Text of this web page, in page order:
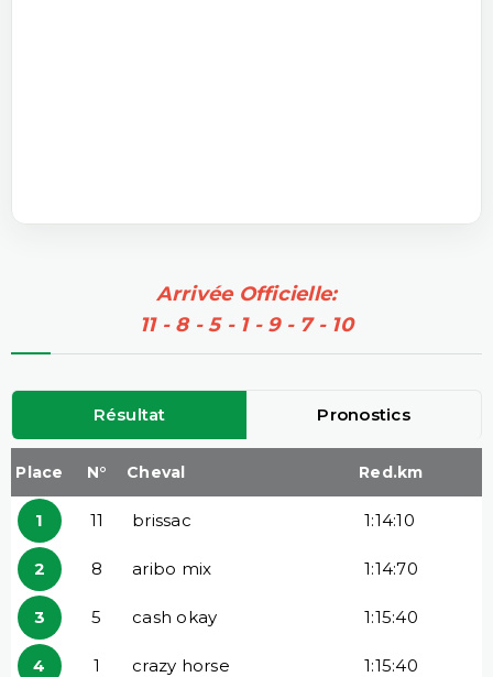
Arrivée Officielle:
11 - 8 - 5 - 1 - 9 - 7 - 10
Résultat Pronostics
Place N° Cheval Red.km
1 11 brissac 1:14:10
2 8 aribo mix 1:14:70
3 5 cash okay 1:15:40
4 1 crazy horse 1:15:40